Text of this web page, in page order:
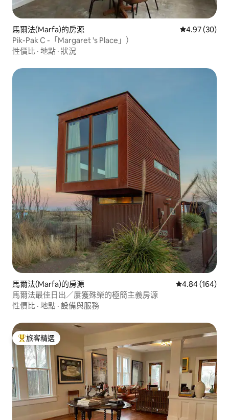
馬爾法(Marfa)的房源 從 30 則評價
4.97 (30)
Pik-Pak C -「Margaret 's Place」）
性價比 · 地點 · 狀況
馬爾法(Marfa)的房源 從 164 則評價
4.84 (164)
馬爾法最佳日出／屢獲殊榮的極簡主義房源
性價比 · 地點 · 設備與服務
旅客精選榜首
旅客精選